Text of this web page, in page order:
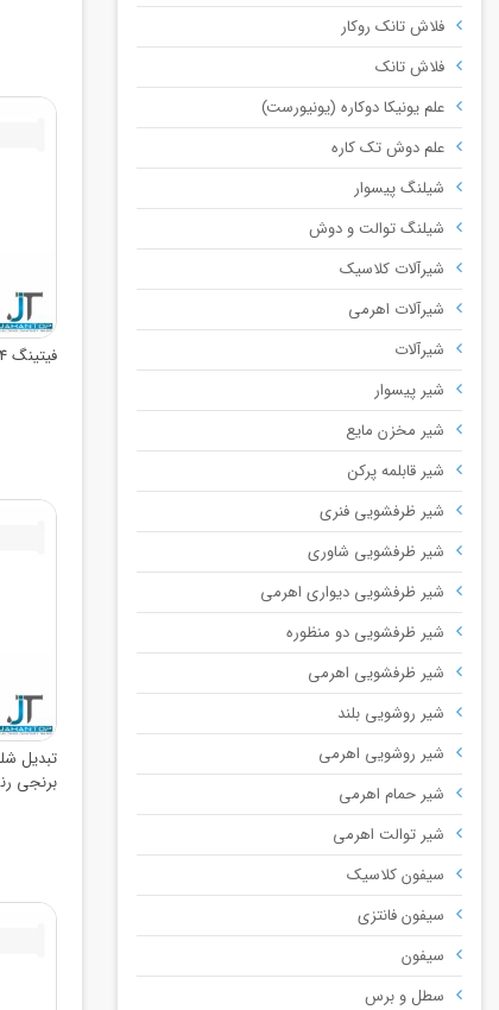
فیتینگ 3/4 برنجی نسوم
برنجی
فلاش تانک روکار
فلاش تانک
علم یونیکا دوکاره (یونیورست)
علم دوش تک کاره
شیلنگ پیسوار
شیلنگ توالت و دوش
شیرآلات کلاسیک
شیرآلات اهرمی
شیرآلات
شیر پیسوار
شیر مخزن مایع
شیر قابلمه پرکن
شیر ظرفشویی فنری
شیر ظرفشویی شاوری
شیر ظرفشویی دیواری اهرمی
شیر ظرفشویی دو منظوره
شیر ظرفشویی اهرمی
شیر روشویی بلند
شیر روشویی اهرمی
شیر حمام اهرمی
شیر توالت اهرمی
سیفون کلاسیک
سیفون فانتزی
سیفون
سطل و برس